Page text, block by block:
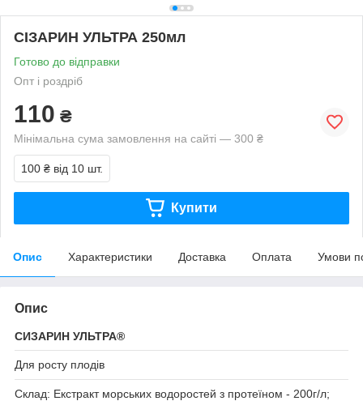
СІЗАРИН УЛЬТРА 250мл
Готово до відправки
Опт і роздріб
110 ₴
Мінімальна сума замовлення на сайті — 300 ₴
100 ₴ від 10 шт.
Купити
Опис Характеристики Доставка Оплата Умови
Опис
СИЗАРИН УЛЬТРА®
Для росту плодів
Склад: Екстракт морських водоростей з протеїном - 200г/л;